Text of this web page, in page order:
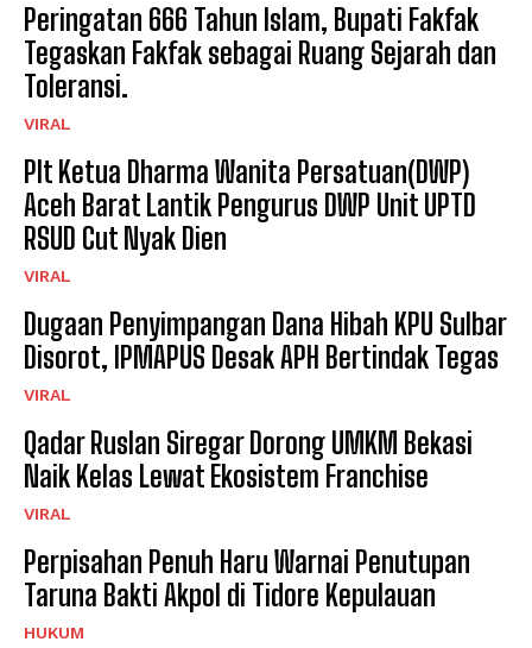
Peringatan 666 Tahun Islam, Bupati Fakfak
Tegaskan Fakfak sebagai Ruang Sejarah dan
Toleransi.
VIRAL
Plt Ketua Dharma Wanita Persatuan(DWP)
Aceh Barat Lantik Pengurus DWP Unit UPTD
RSUD Cut Nyak Dien
VIRAL
Dugaan Penyimpangan Dana Hibah KPU Sulbar
Disorot, IPMAPUS Desak APH Bertindak Tegas
VIRAL
Qadar Ruslan Siregar Dorong UMKM Bekasi
Naik Kelas Lewat Ekosistem Franchise
VIRAL
Perpisahan Penuh Haru Warnai Penutupan
Taruna Bakti Akpol di Tidore Kepulauan
HUKUM